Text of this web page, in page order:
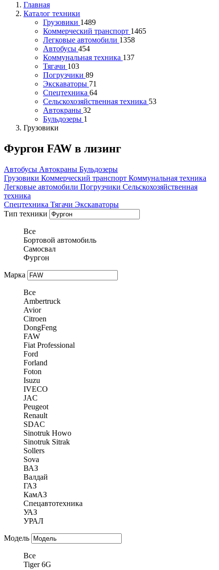
Главная
Каталог техники
Грузовики 1489
Коммерческий транспорт 1465
Легковые автомобили 1358
Автобусы 454
Коммунальная техника 137
Тягачи 103
Погрузчики 89
Экскаваторы 71
Спецтехника 64
Сельскохозяйственная техника 53
Автокраны 32
Бульдозеры 1
Грузовики
Фургон FAW в лизинг
Автобусы Автокраны Бульдозеры
Грузовики Коммерческий транспорт Коммунальная техника
Легковые автомобили Погрузчики Сельскохозяйственная
техника
Спецтехника Тягачи Экскаваторы
Тип техники
Все
Бортовой автомобиль
Самосвал
Фургон
Марка
Все
Ambertruck
Avior
Citroen
DongFeng
FAW
Fiat Professional
Ford
Forland
Foton
Isuzu
IVECO
JAC
Peugeot
Renault
SDAC
Sinotruk Howo
Sinotruk Sitrak
Sollers
Sova
ВАЗ
Валдай
ГАЗ
КамАЗ
Спецавтотехника
УАЗ
УРАЛ
Модель
Все
Tiger 6G